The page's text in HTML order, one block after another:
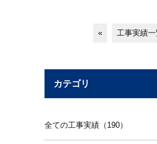
« 工事実績
カテゴリ
全ての工事実績（190）